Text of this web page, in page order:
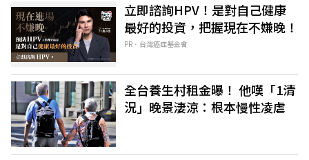
立即諮詢HPV！是對自己健康
最好的投資，把握現在不嫌晚！
PR．台灣癌症基金會
全台養生村租金曝！ 他嘆「1清
況」晚景淒涼：根本慢性凌虐